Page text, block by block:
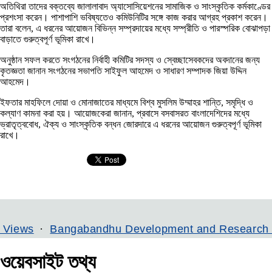
অতিথিরা তাদের বক্তব্যে জালালাবাদ অ্যাসোসিয়েশনের সামাজিক ও সাংস্কৃতিক কর্মকাণ্ডের
প্রশংসা করেন। পাশাপাশি ভবিষ্যতেও কমিউনিটির সঙ্গে কাজ করার আগ্রহ প্রকাশ করেন।
তারা বলেন, এ ধরনের আয়োজন বিভিন্ন সম্প্রদায়ের মধ্যে সম্প্রীতি ও পারস্পরিক বোঝাপড়া
বাড়াতে গুরুত্বপূর্ণ ভূমিকা রাখে।
অনুষ্ঠান সফল করতে সংগঠনের নির্বাহী কমিটির সদস্য ও স্বেচ্ছাসেবকদের অবদানের জন্য
কৃতজ্ঞতা জানান সংগঠনের সভাপতি সাইফুল আহমেদ ও সাধারণ সম্পাদক জিয়া উদ্দিন
আহমেদ।
ইফতার মাহফিলে দোয়া ও মোনাজাতের মাধ্যমে বিশ্ব মুসলিম উম্মাহর শান্তি, সমৃদ্ধি ও
কল্যাণ কামনা করা হয়। আয়োজকেরা জানান, প্রবাসে বসবাসরত বাংলাদেশিদের মধ্যে
ভ্রাতৃত্ববোধ, ঐক্য ও সাংস্কৃতিক বন্ধন জোরদারে এ ধরনের আয়োজন গুরুত্বপূর্ণ ভূমিকা
রাখে।
Bangabandhu Development and Research Institute
ওয়েবসাইট তথ্য